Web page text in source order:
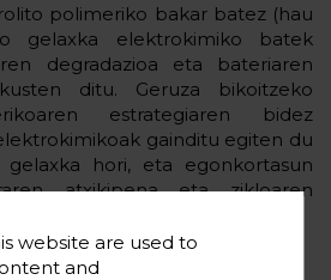
polimeriko bakar batez (hau
gelaxka elektrokimiko batek
degradazioa eta bateriaren
ditu. Geruza bikoitzeko
estrategiaren bidez
gainditu egiten du
gelaxka hori, eta egonkortasun
atxikipena eta zikloaren
website are used to
and